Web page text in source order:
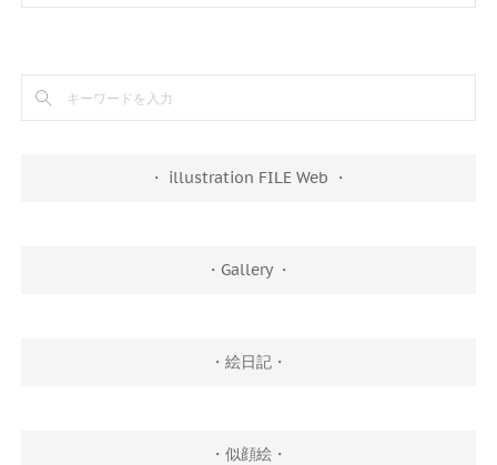
・ illustration FILE Web ・
・Gallery ・
・絵日記・
・似顔絵・